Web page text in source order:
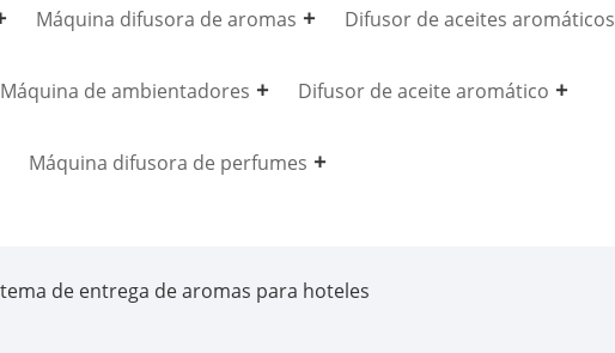
Máquina difusora de aromas Difusor de aceites aromáticos
Máquina de ambientadores Difusor de aceite aromático
Máquina difusora de perfumes
de entrega de aromas para hoteles